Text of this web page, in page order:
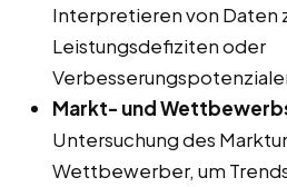
Interpretieren von Daten
Leistungsdefiziten oder
Markt- und
Untersuchung des
Wettbewerber, um